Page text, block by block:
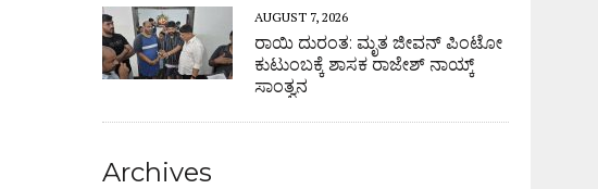
AUGUST 7, 2026
ರಾಯಿ ದುರಂತ: ಮೃತ ಜೀವನ್ ಪಿಂಟೋ
ಕುಟುಂಬಕ್ಕೆ ಶಾಸಕ ರಾಜೇಶ್ ನಾಯ್ಕ್
ಸಾಂತ್ವನ
Archives